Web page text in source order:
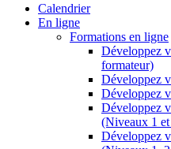
Calendrier
En ligne
Formations en ligne
Développez
formateur)
Développez
Développez
Développez
(Niveaux 1
Développez